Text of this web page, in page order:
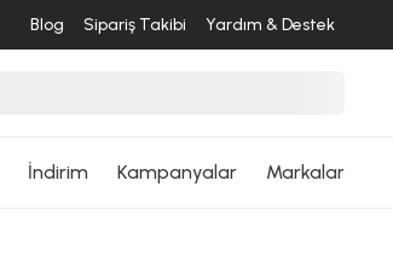
Blog Sipariş Takibi Yardım & Destek
İndirim Kampanyalar Markalar